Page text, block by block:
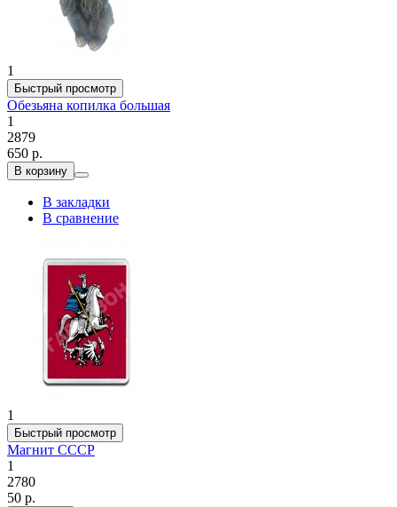
1
Быстрый просмотр
Обезьяна копилка большая
1
2879
650 р.
В корзину
В закладки
В сравнение
1
Быстрый просмотр
Магнит СССР
1
2780
50 р.